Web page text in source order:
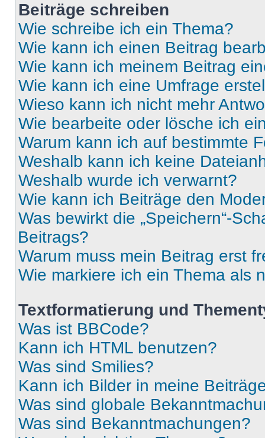
Beiträge schreiben
Wie schreibe ich ein Thema?
Wie kann ich einen Beitrag
Wie kann ich meinem Beitrag
Wie kann ich eine Umfrage
Wieso kann ich nicht mehr
Wie bearbeite oder lösche ich
Warum kann ich auf bestimmte
Weshalb kann ich keine
Weshalb wurde ich verwarnt?
Wie kann ich Beiträge den
Was bewirkt die „Speichern“-
Beitrags?
Warum muss mein Beitrag erst
Wie markiere ich ein Thema als
Textformatierung und
Was ist BBCode?
Kann ich HTML benutzen?
Was sind Smilies?
Kann ich Bilder in meine
Was sind globale
Was sind Bekanntmachungen?